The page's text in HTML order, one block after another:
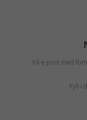
Få e-post med
Fyll i